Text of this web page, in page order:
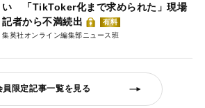
い 「TikToker化まで求められた」現場
記者から不満続出
有料
集英社オンライン編集部ニュース班
員限定記事一覧を見る